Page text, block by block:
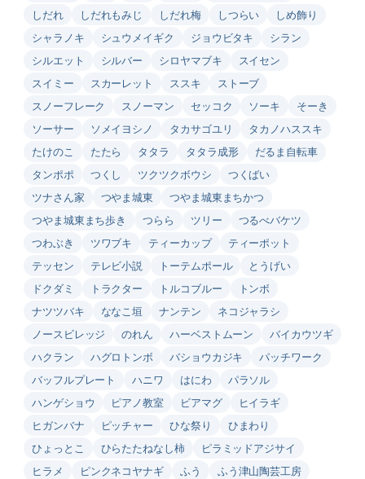
しだれ
しだれもみじ しだれ梅 しつらい
しめ飾り
シャラノキ
シュウメイギク ジョウビタキ
シラン
シルエット
シルバー シロヤマブキ
スイセン
スイミー
スカーレット ススキ
ストーブ
スノーフレーク
スノーマン セッコク ソーキ
そーき
ソーサー
ソメイヨシノ タカサゴユリ
タカノハススキ
たけのこ
たたら タタラ タタラ成形
だるま自転車
タンポポ
つくし ツクツクボウシ
つくばい
ツナさん家
つやま城東
つやま城東まちかつ
つやま城東まち歩き
つらら ツリー
つるべバケツ
つわぶき
ツワブキ ティーカップ
ティーポット
テッセン
テレビ小説 トーテムポール
とうげい
ドクダミ
トラクター トルコブルー
トンボ
ナツツバキ
ななこ垣 ナンテン
ネコジャラシ
ノースビレッジ
のれん ハーベストムーン
バイカウツギ
ハクラン
ハグロトンボ バショウカジキ
パッチワーク
バッフルプレート
ハニワ はにわ
パラソル
ハンゲショウ
ピアノ教室 ビアマグ
ヒイラギ
ヒガンバナ
ピッチャー ひな祭り
ひまわり
ひょっとこ
ひらたたねなし柿
ピラミッドアジサイ
ヒラメ
ピンクネコヤナギ ふう
ふう津山陶芸工房